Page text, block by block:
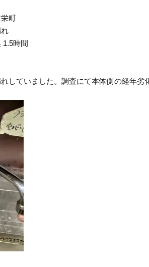
栄町
1.5時間
していました。調査にて本体側の経年劣